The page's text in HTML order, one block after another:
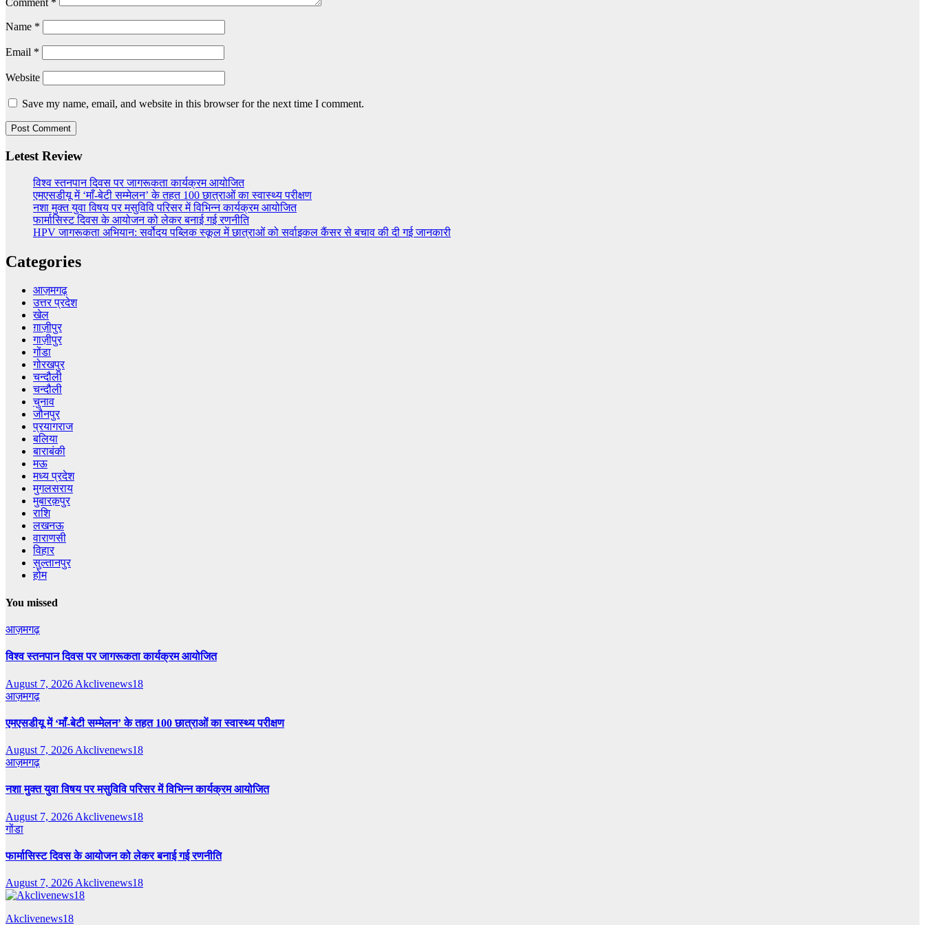
Comment *
Name *
Email *
Website
Save my name, email, and website in this browser for the next time I comment.
Letest Review
विश्व स्तनपान दिवस पर जागरूकता कार्यक्रम आयोजित
एमएसडीयू में ‘माँ-बेटी सम्मेलन’ के तहत 100 छात्राओं का स्वास्थ्य परीक्षण
नशा मुक्त युवा विषय पर मसुविवि परिसर में विभिन्न कार्यक्रम आयोजित
फार्मासिस्ट दिवस के आयोजन को लेकर बनाई गई रणनीति
HPV जागरूकता अभियान: सर्वोदय पब्लिक स्कूल में छात्राओं को सर्वाइकल कैंसर से बचाव की दी गई जानकारी
Categories
आज़मगढ़
उत्तर प्रदेश
खेल
ग़ाज़ीपुर
गाज़ीपुर
गोंडा
गोरखपुर
चन्दौली
चन्दौली
चुनाव
जौनपुर
प्रयागराज
बलिया
बाराबंकी
मऊ
मध्य प्रदेश
मुगलसराय
मुबारक़पुर
राशि
लखनऊ
वाराणसी
विहार
सुल्तानपुर
होम
You missed
आज़मगढ़
विश्व स्तनपान दिवस पर जागरूकता कार्यक्रम आयोजित
August 7, 2026 Akclivenews18
आज़मगढ़
एमएसडीयू में ‘माँ-बेटी सम्मेलन’ के तहत 100 छात्राओं का स्वास्थ्य परीक्षण
August 7, 2026 Akclivenews18
आज़मगढ़
नशा मुक्त युवा विषय पर मसुविवि परिसर में विभिन्न कार्यक्रम आयोजित
August 7, 2026 Akclivenews18
गोंडा
फार्मासिस्ट दिवस के आयोजन को लेकर बनाई गई रणनीति
August 7, 2026 Akclivenews18
Akclivenews18